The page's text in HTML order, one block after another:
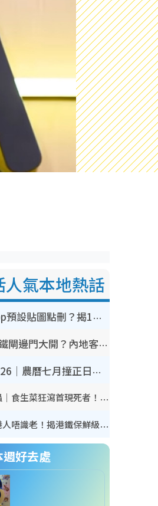
人氣本地熱話
WhatsApp預設貼圖點刪？揭1招「反向操作」還原簡潔介面 附3步實測教學
香港山邊鐵閘邊門大開？內地客困惑意義何在！網民神回覆：呢種叫法理性防禦
鬼門開2026｜農曆七月撞正日全食特別邪？專家警告切忌做一事！揭4大禁忌+2招保平安
奪命寄生蟲｜食生菜狂瀉首現死者！疫潮惡化錄1.8萬宗病例 揭洗菜3大謬誤
內地客歎港人唔識老！揭港鐵保鮮級冷氣 港人求放過：咪投訴
週好去處